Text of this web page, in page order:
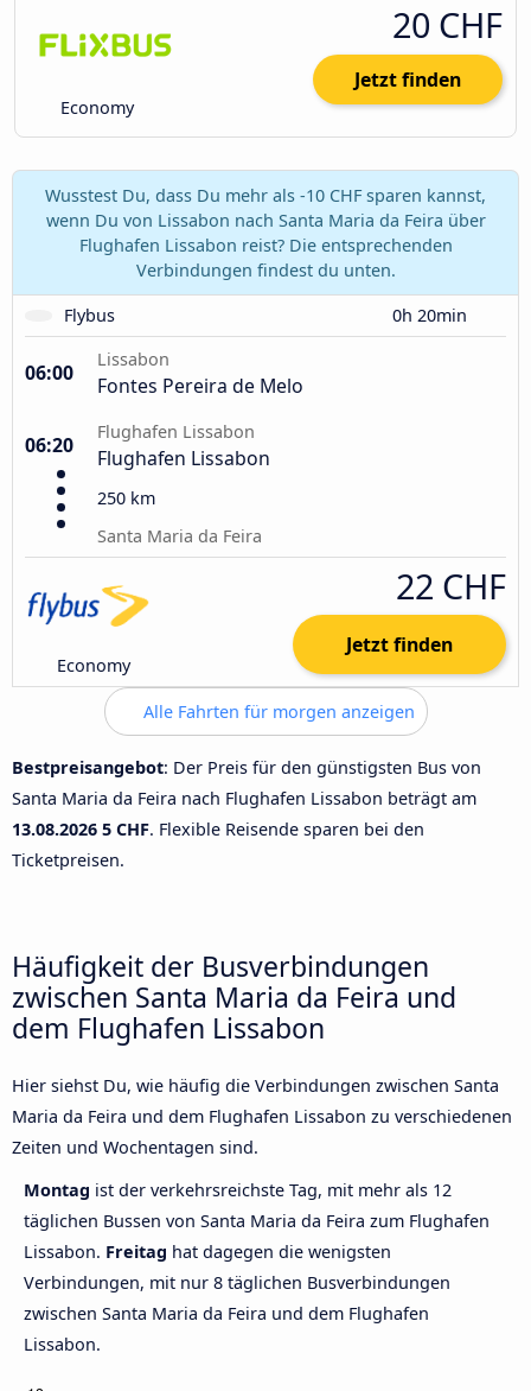
Economy
20 CHF
Jetzt finden
Wusstest Du, dass Du mehr als -10 CHF sparen kannst,
wenn Du von Lissabon nach Santa Maria da Feira über
Flughafen Lissabon reist? Die entsprechenden
Verbindungen findest du unten.
Flybus
0h 20min
06:00
Lissabon
Fontes Pereira de Melo
06:20
Flughafen Lissabon
Flughafen Lissabon
250 km
Santa Maria da Feira
Economy
22 CHF
Jetzt finden
Alle Fahrten für morgen anzeigen
Bestpreisangebot: Der Preis für den günstigsten Bus von
Santa Maria da Feira nach Flughafen Lissabon beträgt am
13.08.2026 5 CHF. Flexible Reisende sparen bei den
Ticketpreisen.
Häufigkeit der Busverbindungen
zwischen Santa Maria da Feira und
dem Flughafen Lissabon
Hier siehst Du, wie häufig die Verbindungen zwischen Santa
Maria da Feira und dem Flughafen Lissabon zu verschiedenen
Zeiten und Wochentagen sind.
Montag ist der verkehrsreichste Tag, mit mehr als 12
täglichen Bussen von Santa Maria da Feira zum Flughafen
Lissabon. Freitag hat dagegen die wenigsten
Verbindungen, mit nur 8 täglichen Busverbindungen
zwischen Santa Maria da Feira und dem Flughafen
Lissabon.